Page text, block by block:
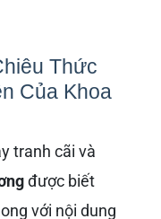
Thức
Của Khoa
tranh cãi và
được biết
với nội dung